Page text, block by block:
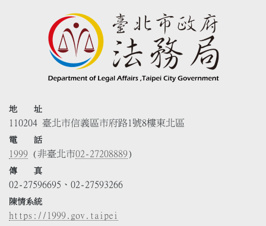
地 址
110204 臺北市信義區市府路1號8樓東北區
電 話
1999 (非臺北市02-27208889)
傳 真
02-27596695、02-27593266
陳情系統
https://1999.gov.taipei